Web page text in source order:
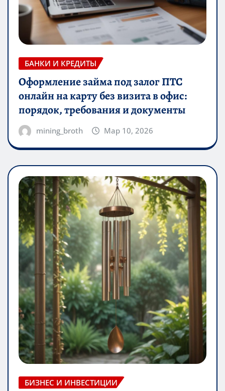
БАНКИ И КРЕДИТЫ
Оформление займа под залог ПТС
онлайн на карту без визита в офис:
порядок, требования и документы
mining_broth Мар 10, 2026
БИЗНЕС И ИНВЕСТИЦИИ